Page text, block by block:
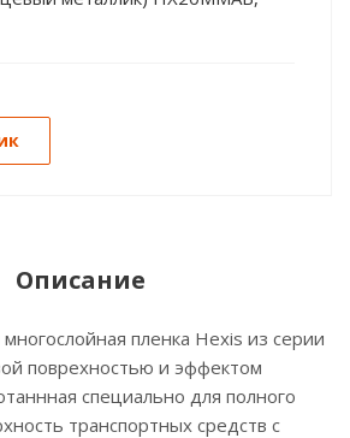
Описание
пленка Hexis из серии
поврехностью и эффектом
специально для полного
транспортных средств с